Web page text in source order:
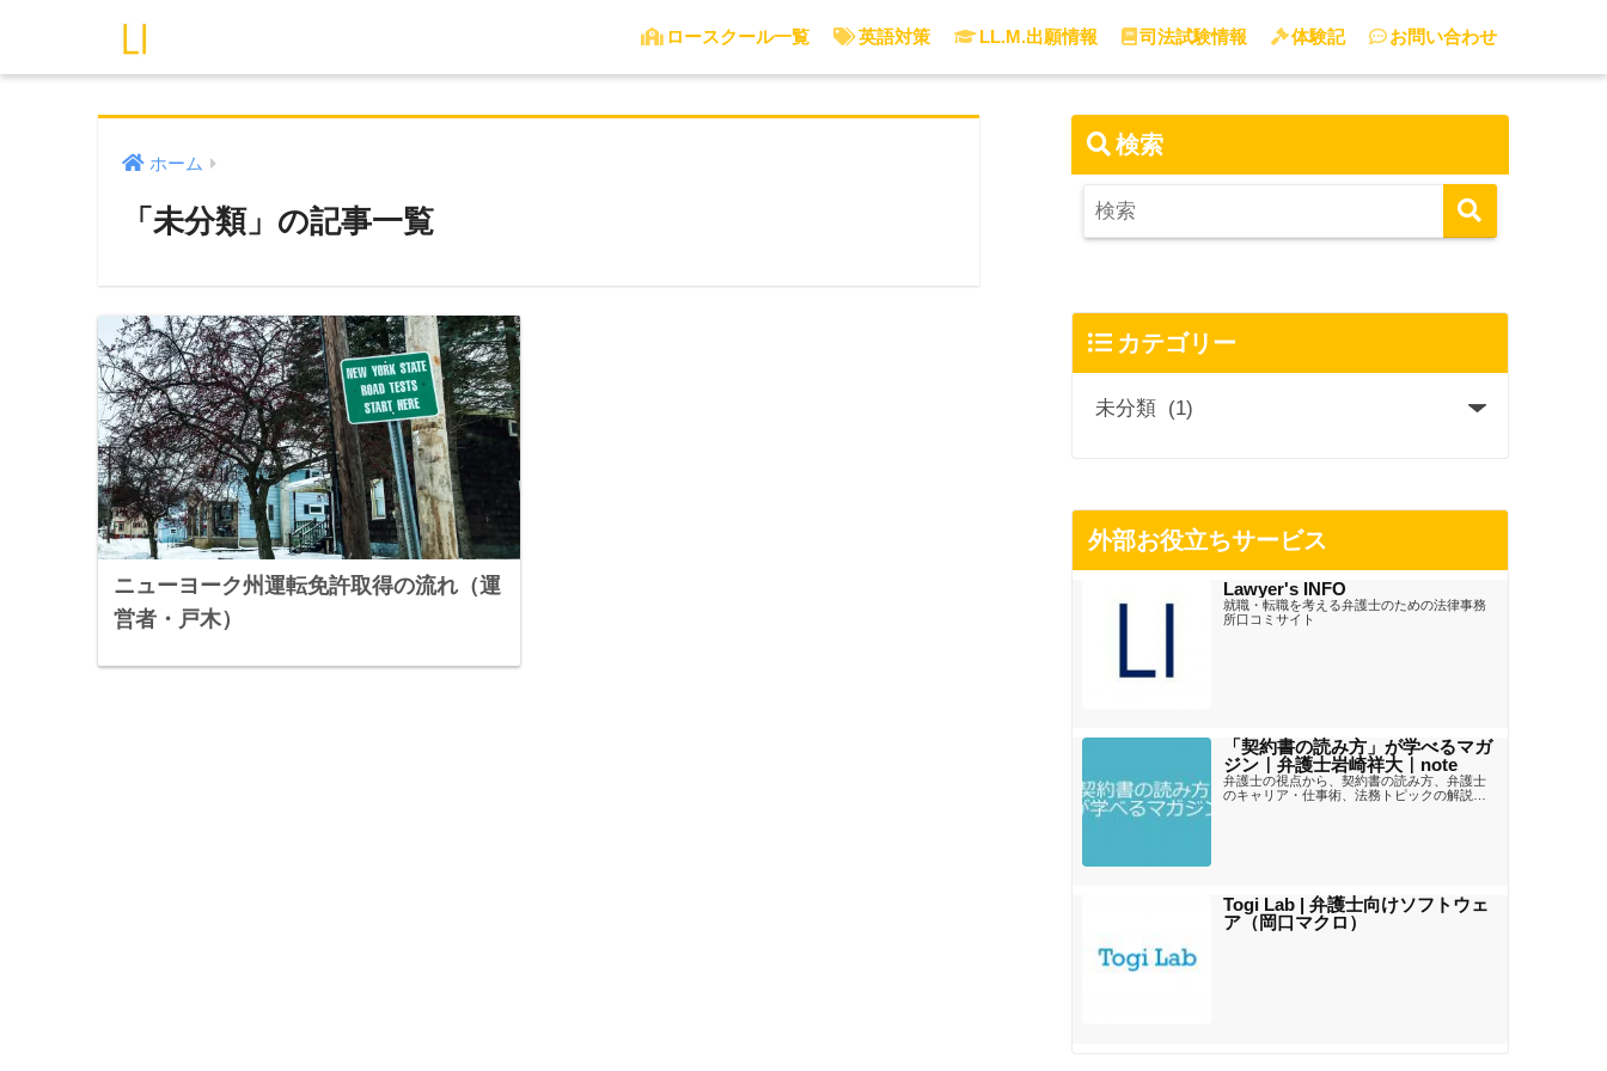
ロースクール一覧 英語対策 LL.M.出願情報 司法試験情報 体験記 お問い合わせ
ホーム
「未分類」の記事一覧
ニューヨーク州運転免許取得の流れ（運
営者・戸木）
検索
カテゴリー
外部お役立ちサービス
Lawyer's INFO
就職・転職を考える弁護士のための法律事務
所口コミサイト
「契約書の読み方」が学べるマガ
ジン｜弁護士岩崎祥大｜note
弁護士の視点から、契約書の読み方、弁護士
のキャリア・仕事術、法務トピックの解説な
Togi Lab | 弁護士向けソフトウェ
ア（岡口マクロ）